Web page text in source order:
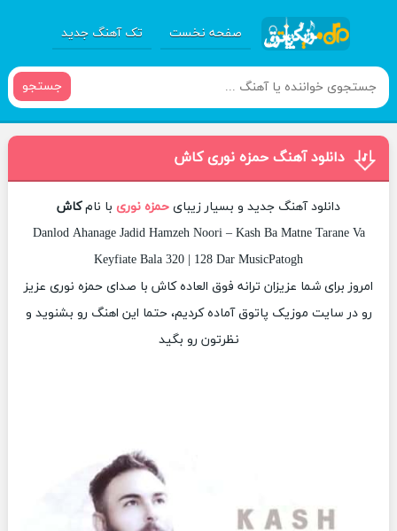
صفحه نخست تک آهنگ جدید
جستجو
دانلود آهنگ حمزه نوری کاش
دانلود آهنگ جدید و بسیار زیبای حمزه نوری با نامکاش
Danlod Ahanage Jadid Hamzeh Noori – Kash Ba Matne Tarane Va
Keyfiate Bala 320 | 128 Dar MusicPatogh
امروز برای شما عزیزان ترانه فوق العاده کاش با صدای حمزه نوری عزیز
رو در سایت موزیک پاتوق آماده کردیم، حتما این اهنگ رو بشنوید و
نظرتون رو بگید